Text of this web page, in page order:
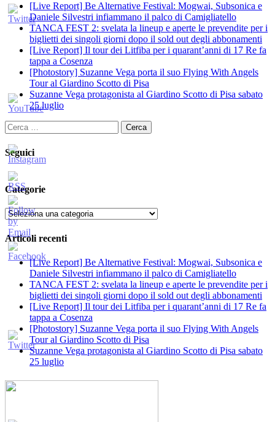
[Live Report] Be Alternative Festival: Mogwai, Subsonica e
Daniele Silvestri infiammano il palco di Camigliatello
TANCA FEST 2: svelata la lineup e aperte le prevendite per i
biglietti dei singoli giorni dopo il sold out degli abbonamenti
[Live Report] Il tour dei Litfiba per i quarant’anni di 17 Re fa
tappa a Cosenza
[Photostory] Suzanne Vega porta il suo Flying With Angels
Tour al Giardino Scotto di Pisa
Suzanne Vega protagonista al Giardino Scotto di Pisa sabato
25 luglio
Ricerca
per:
Seguici
Categorie
Categorie
Articoli recenti
[Live Report] Be Alternative Festival: Mogwai, Subsonica e
Daniele Silvestri infiammano il palco di Camigliatello
TANCA FEST 2: svelata la lineup e aperte le prevendite per i
biglietti dei singoli giorni dopo il sold out degli abbonamenti
[Live Report] Il tour dei Litfiba per i quarant’anni di 17 Re fa
tappa a Cosenza
[Photostory] Suzanne Vega porta il suo Flying With Angels
Tour al Giardino Scotto di Pisa
Suzanne Vega protagonista al Giardino Scotto di Pisa sabato
25 luglio